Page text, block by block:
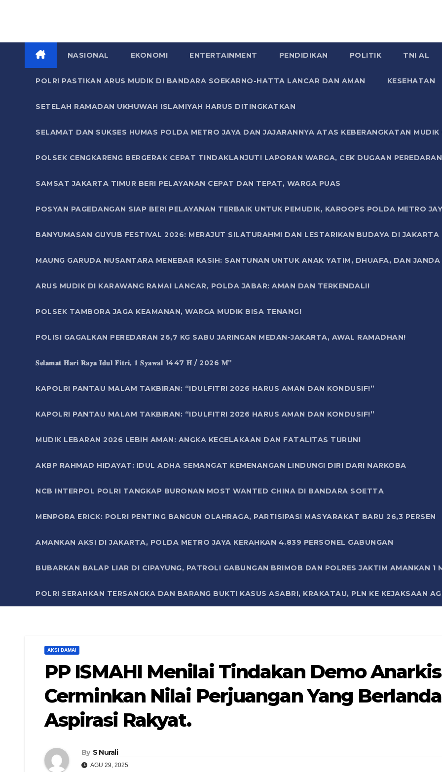
NASIONAL EKONOMI ENTERTAINMENT PENDIDIKAN POLITIK TNI AL
POLRI PASTIKAN ARUS MUDIK DI BANDARA SOEKARNO-HATTA LANCAR DAN AMAN KESEHATAN
SETELAH RAMADAN UKHUWAH ISLAMIYAH HARUS DITINGKATKAN
SELAMAT DAN SUKSES HUMAS POLDA METRO JAYA DAN JAJARANNYA ATAS KEBERANGKATAN
POLSEK CENGKARENG BERGERAK CEPAT TINDAKLANJUTI LAPORAN WARGA, CEK DUGAAN
SAMSAT JAKARTA TIMUR BERI PELAYANAN CEPAT DAN TEPAT, WARGA PUAS
POSYAN PAGEDANGAN SIAP BERI PELAYANAN TERBAIK UNTUK PEMUDIK, KAROOPS POLDA METRO
BANYUMASAN GUYUB FESTIVAL 2026: MERAJUT SILATURAHMI DAN LESTARIKAN BUDAYA DI JAKARTA
MAUNG GARUDA NUSANTARA MENEBAR KASIH: SANTUNAN UNTUK ANAK YATIM, DHUAFA, DAN
ARUS MUDIK DI KARAWANG RAMAI LANCAR, POLDA JABAR: AMAN DAN TERKENDALI!
POLSEK TAMBORA JAGA KEAMANAN, WARGA MUDIK BISA TENANG!
POLISI GAGALKAN PEREDARAN 26,7 KG SABU JARINGAN MEDAN-JAKARTA, AWAL RAMADHAN!
𝐒𝐞𝐥𝐚𝐦𝐚𝐭 𝐇𝐚𝐫𝐢 𝐑𝐚𝐲𝐚 𝐈𝐝𝐮𝐥 𝐅𝐢𝐭𝐫𝐢, 𝟏 𝐒𝐲𝐚𝐰𝐚𝐥 1447 𝐇 / 2026 𝐌”
KAPOLRI PANTAU MALAM TAKBIRAN: “IDULFITRI 2026 HARUS AMAN DAN KONDUSIF!”
KAPOLRI PANTAU MALAM TAKBIRAN: “IDULFITRI 2026 HARUS AMAN DAN KONDUSIF!”
MUDIK LEBARAN 2026 LEBIH AMAN: ANGKA KECELAKAAN DAN FATALITAS TURUN!
AKBP RAHMAD HIDAYAT: IDUL ADHA SEMANGAT KEMENANGAN LINDUNGI DIRI DARI NARKOBA
NCB INTERPOL POLRI TANGKAP BURONAN MOST WANTED CHINA DI BANDARA SOETTA
MENPORA ERICK: POLRI PENTING BANGUN OLAHRAGA, PARTISIPASI MASYARAKAT BARU 26,3 PERSEN
AMANKAN AKSI DI JAKARTA, POLDA METRO JAYA KERAHKAN 4.839 PERSONEL GABUNGAN
BUBARKAN BALAP LIAR DI CIPAYUNG, PATROLI GABUNGAN BRIMOB DAN POLRES JAKTIM AMANKAN 1
POLRI SERAHKAN TERSANGKA DAN BARANG BUKTI KASUS ASABRI, KRAKATAU, PLN KE KEJAKSAAN
AKSI DAMAI
PP ISMAHI Menilai Tindakan Demo
Cerminkan Nilai Perjuangan Yang
Aspirasi Rakyat.
By S Nurali
AGU 29, 2025